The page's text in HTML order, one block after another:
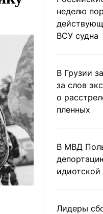
неделю
ВСУ судна
В Грузии
за слов
о
пленных
В МВД
идиотской
Лидеры